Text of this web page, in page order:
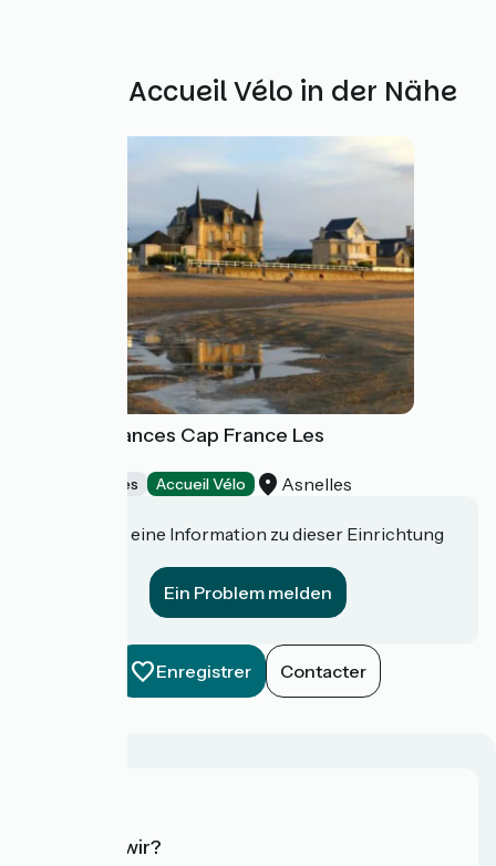
Weitere Accueil Vélo in der Nähe
Village Vacances Cap France Les
Holiday villages Accueil Vélo Asnelles
Haben Sie eine Information zu dieser Einrichtung
Ein Problem melden
Enregistrer Contacter
Wer sind wir?